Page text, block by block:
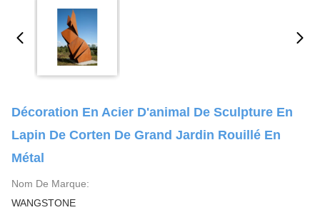
Décoration En Acier D'animal De Sculpture En
Lapin De Corten De Grand Jardin Rouillé En
Métal
Nom De Marque:
WANGSTONE